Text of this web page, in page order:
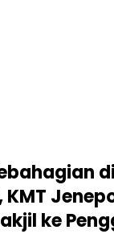
KMT
ke